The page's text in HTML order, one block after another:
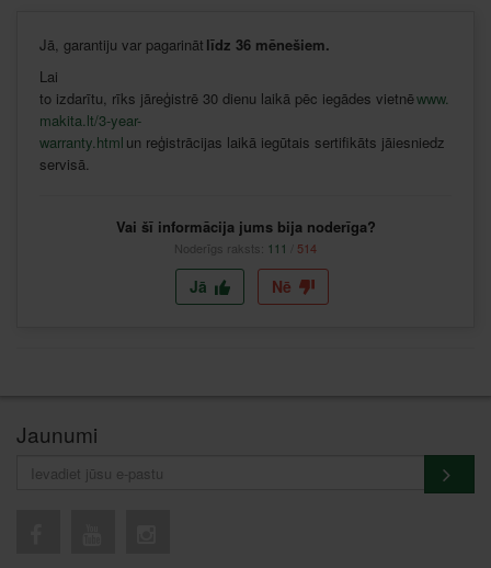
Jā, garantiju var pagarināt līdz 36 mēnešiem.
Lai
to izdarītu, rīks jāreģistrē 30 dienu laikā pēc iegādes vietnēwww.
makita.lt/3-year-
warranty.html un reģistrācijas laikā iegūtais sertifikāts jāiesniedz
servisā.
Vai šī informācija jums bija noderīga?
Noderīgs raksts: 111 514
Jā Nē
Jaunumi